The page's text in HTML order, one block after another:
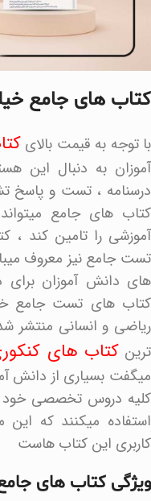
کتاب های جامع خیلی
با توجه به قیمت بالای
آموزان به دنبال این
درسنامه ، تست و پاسخ
کتاب های جامع
آموزشی را تامین کند ،
تست جامع نیز معروف
های دانش آموزان
کتاب های تست جامع
ریاضی و انسانی منتشر
ترین کتاب های
میگفت بسیاری از دانش
کلیه دروس تخصصی خود
استفاده میکنند که
کاربری این کتاب هاست
ویژگی کتاب های